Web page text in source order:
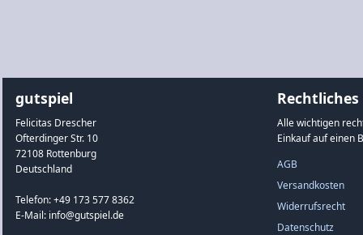
gutspiel
Felicitas Drescher
Ofterdinger Str. 10
72108 Rottenburg
Deutschland
Telefon: +49 173 577 8362
E-Mail: info@gutspiel.de
Rechtliches
Alle wichtigen
Einkauf auf einen
AGB
Versandkosten
Widerrufsrecht
Datenschutz